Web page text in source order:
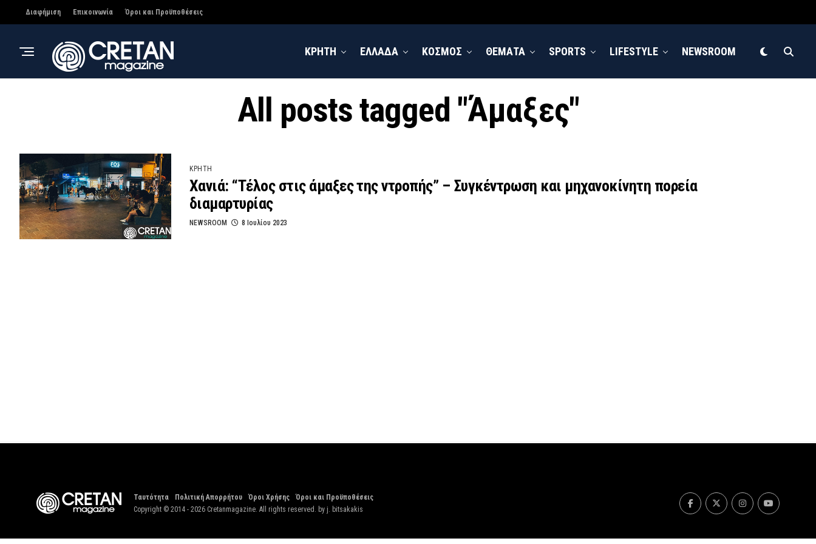
Διαφήμιση Επικοινωνία Όροι και Προϋποθέσεις
ΚΡΗΤΗ ΕΛΛΑΔΑ ΚΟΣΜΟΣ ΘΕΜΑΤΑ SPORTS LIFESTYLE NEWSROOM
All posts tagged "Άμαξες"
ΚΡΗΤΗ
Χανιά: “Τέλος στις άμαξες της ντροπής” – Συγκέντρωση και μηχανοκίνητη πορεία
διαμαρτυρίας
NEWSROOM 8 Ιουλίου 2023
Ταυτότητα Πολιτική Απορρήτου Όροι Χρήσης
Όροι και Προϋποθέσεις
Copyright © 2014 - 2026 Cretanmagazine. All rights reserved. by j. bitsakakis